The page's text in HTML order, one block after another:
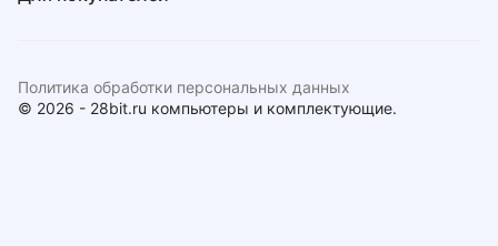
© 2026 - 28bit.ru компьютеры и комплектующие.
Политика обработки персональных данных